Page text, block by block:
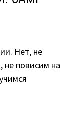
Нет, не
не повисим на